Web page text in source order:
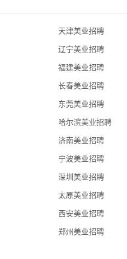
天津美业招聘
辽宁美业招聘
福建美业招聘
长春美业招聘
东莞美业招聘
哈尔滨美业招聘
济南美业招聘
宁波美业招聘
深圳美业招聘
太原美业招聘
西安美业招聘
郑州美业招聘